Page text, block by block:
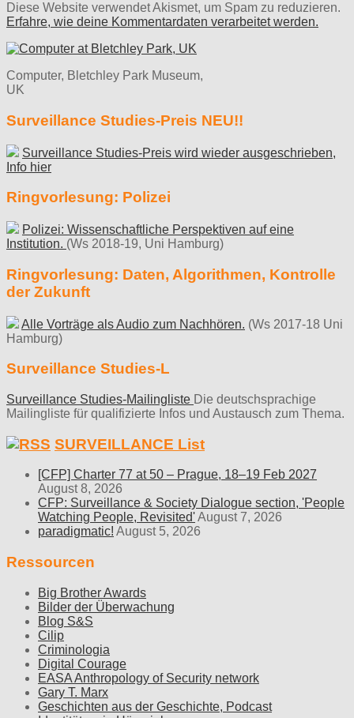
Diese Website verwendet Akismet, um Spam zu reduzieren.
Erfahre, wie deine Kommentardaten verarbeitet werden.
Computer, Bletchley Park Museum,
UK
Surveillance Studies-Preis NEU!!
Surveillance Studies-Preis wird wieder ausgeschrieben,
Info hier
Ringvorlesung: Polizei
Polizei: Wissenschaftliche Perspektiven auf eine
Institution. (Ws 2018-19, Uni Hamburg)
Ringvorlesung: Daten, Algorithmen, Kontrolle
der Zukunft
Alle Vorträge als Audio zum Nachhören. (Ws 2017-18 Uni
Hamburg)
Surveillance Studies-L
Surveillance Studies-Mailingliste Die deutschsprachige
Mailingliste für qualifizierte Infos und Austausch zum Thema.
SURVEILLANCE List
[CFP] Charter 77 at 50 – Prague, 18–19 Feb 2027
August 8, 2026
CFP: Surveillance & Society Dialogue section, 'People
Watching People, Revisited'August 7, 2026
paradigmatic! August 5, 2026
Ressourcen
Big Brother Awards
Bilder der Überwachung
Blog S&S
Cilip
Criminologia
Digital Courage
EASA Anthropology of Security network
Gary T. Marx
Geschichten aus der Geschichte, Podcast